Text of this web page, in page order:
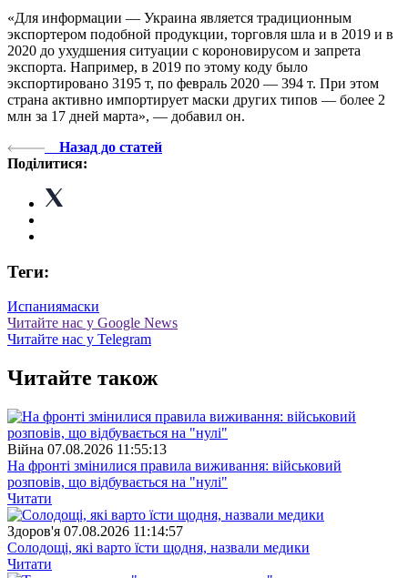
«Для информации — Украина является традиционным
экспортером подобной продукции, торговля шла и в 2019 и в
2020 до ухудшения ситуации с короновирусом и запрета
экспорта. Например, в 2019 по этому коду было
экспортировано 3195 т, по февраль 2020 — 394 т. При этом
страна активно импортирует маски других типов — более 2
млн за 17 дней марта», — добавил он.
Назад до статей
Поділитися:
Теги:
Испаниямаски
Читайте нас у Google News
Читайте нас у Telegram
Читайте також
Війна 07.08.2026 11:55:13
На фронті змінилися правила виживання: військовий
розповів, що відбувається на "нулі"
Читати
Здоров'я 07.08.2026 11:14:57
Солодощі, які варто їсти щодня, назвали медики
Читати